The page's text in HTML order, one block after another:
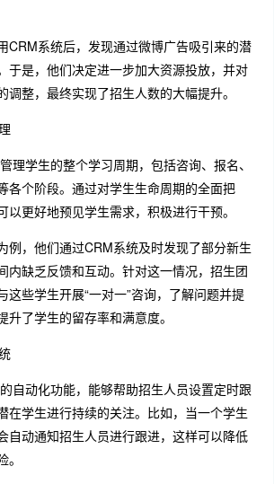
CRM系统后，发现通过微博广告吸引来的潜
于是，他们决定进一步加大资源投放，并对
调整，最终实现了招生人数的大幅提升。
理学生的整个学习周期，包括咨询、报名、
各个阶段。通过对学生生命周期的全面把
以更好地预见学生需求，积极进行干预。
例，他们通过CRM系统及时发现了部分新生
内缺乏反馈和互动。针对这一情况，招生团
这些学生开展“一对一”咨询，了解问题并提
升了学生的留存率和满意度。
自动化功能，能够帮助招生人员设置定时跟
在学生进行持续的关注。比如，当一个学生
自动通知招生人员进行跟进，这样可以降低